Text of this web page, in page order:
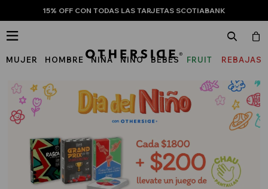
15% OFF CON TODAS LAS TARJETAS SCOTIABANK
MUJER HOMBRE NIÑA NIÑO BEBÉS
FRUIT
THE
LOOM
REBAJAS
